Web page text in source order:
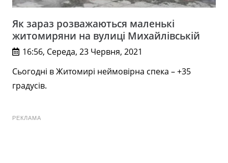
Як зараз розважаються маленькі
житомиряни на вулиці Михайлівській
16:56, Середа, 23 Червня, 2021
Сьогодні в Житомирі неймовірна спека – +35
градусів.
РЕКЛАМА